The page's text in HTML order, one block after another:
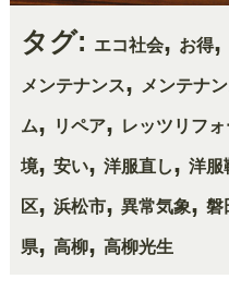
タグ: エコ社会, お得,
メンテナンス, メンテナ
ム, リペア, レッツリフォ
境, 安い, 洋服直し, 洋服
区, 浜松市, 異常気象, 磐
県, 高柳, 高柳光生